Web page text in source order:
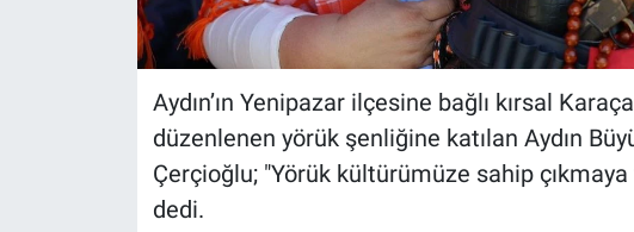
Aydın’ın Yenipazar ilçesine bağlı kırsal
düzenlenen yörük şenliğine katılan Aydın
Çerçioğlu; "Yörük kültürümüze sahip
dedi.